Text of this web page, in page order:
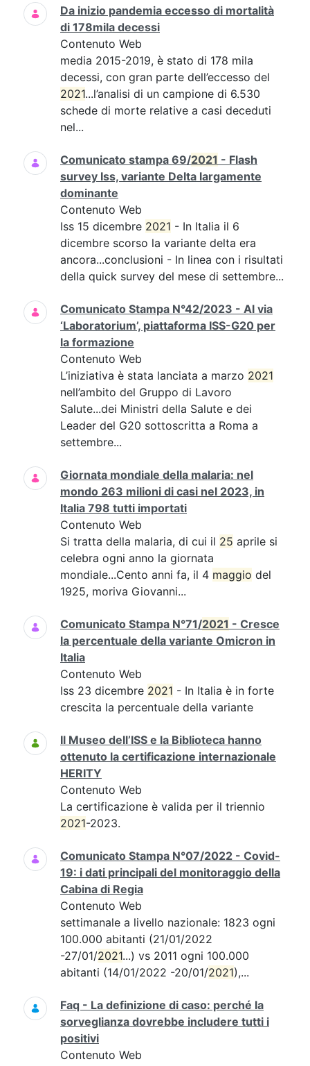
Da inizio pandemia eccesso di mortalità
di 178mila decessi
Contenuto Web
media 2015-2019, è stato di 178 mila
decessi, con gran parte dell’eccesso del
2021...l’analisi di un campione di 6.530
schede di morte relative a casi deceduti
nel...
Comunicato stampa 69/2021 - Flash
survey Iss, variante Delta largamente
dominante
Contenuto Web
Iss 15 dicembre 2021 - In Italia il 6
dicembre scorso la variante delta era
ancora...conclusioni - In linea con i risultati
della quick survey del mese di settembre...
Comunicato Stampa N°42/2023 - Al via
‘Laboratorium’, piattaforma ISS-G20 per
la formazione
Contenuto Web
L’iniziativa è stata lanciata a marzo 2021
nell’ambito del Gruppo di Lavoro
Salute...dei Ministri della Salute e dei
Leader del G20 sottoscritta a Roma a
settembre...
Giornata mondiale della malaria: nel
mondo 263 milioni di casi nel 2023, in
Italia 798 tutti importati
Contenuto Web
Si tratta della malaria, di cui il 25 aprile si
celebra ogni anno la giornata
mondiale...Cento anni fa, il 4 maggio del
1925, moriva Giovanni...
Comunicato Stampa N°71/2021 - Cresce
la percentuale della variante Omicron in
Italia
Contenuto Web
Iss 23 dicembre 2021 - In Italia è in forte
crescita la percentuale della variante
Il Museo dell’ISS e la Biblioteca hanno
ottenuto la certificazione internazionale
HERITY
Contenuto Web
La certificazione è valida per il triennio
2021-2023.
Comunicato Stampa N°07/2022 - Covid-
19: i dati principali del monitoraggio della
Cabina di Regia
Contenuto Web
settimanale a livello nazionale: 1823 ogni
100.000 abitanti (21/01/2022
-27/01/2021...) vs 2011 ogni 100.000
abitanti (14/01/2022 -20/01/2021),...
Faq - La definizione di caso: perché la
sorveglianza dovrebbe includere tutti i
positivi
Contenuto Web